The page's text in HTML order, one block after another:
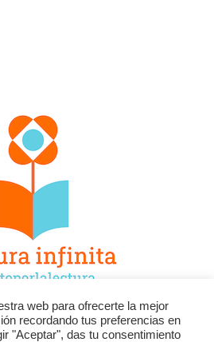
Instagram
web para ofrecerte la mejor
recordando tus preferencias en
"Aceptar", das tu consentimiento